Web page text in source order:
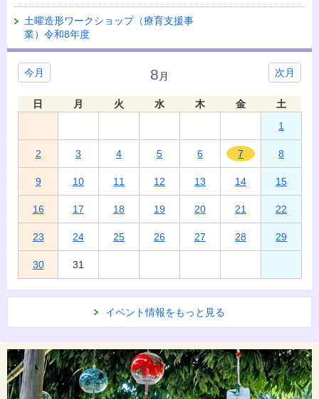
土曜造形ワークショップ（療育支援事
業）令和8年度
今月 次月
8 月
日 月 火 水 木 金
土
1
2 3 4 5 6 7 8
9 10 11 12 13 14 15
16 17 18 19 20 21 22
23 24 25 26 27 28 29
30 31
イベント情報をもっと見る